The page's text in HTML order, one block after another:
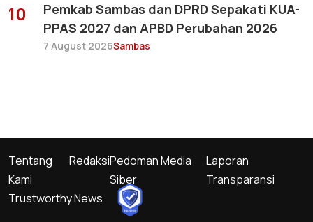
10
Pemkab Sambas dan DPRD Sepakati KUA-
PPAS 2027 dan APBD Perubahan 2026
7 August 2026Sambas
Trustworthy News
Tentang
Kami
RedaksiPedoman Media
Siber
Laporan
Transparansi